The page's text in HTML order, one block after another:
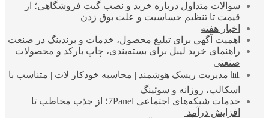
سوالات متداول درباره خرید و نصب گیت فروشگاهی؛ از
قیمت تا تنظیم حساسیت و علت بوق زدن
اخبار هفته
اهمیت آگهی برای تبلیغ محصول، خدمات و برندینگ در صنعت
راهنمای خرید لیبل برای بسته‌بندی، چاپ بارکد و محصولات
صنعتی
📊 مدیریت ریسک هوشمند | محاسبه خودکار لات | متناسب با
اسکالپ، روزانه و سوئینگ
خدمات شبکه‌های اجتماعی 7Panel؛ از جذب مخاطب تا
افزایش درآمد